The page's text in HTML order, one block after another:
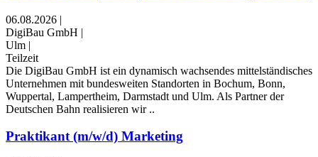
06.08.2026 |
DigiBau GmbH |
Ulm |
Teilzeit
Die DigiBau GmbH ist ein dynamisch wachsendes mittelständisches
Unternehmen mit bundesweiten Standorten in Bochum, Bonn,
Wuppertal, Lampertheim, Darmstadt und Ulm. Als Partner der
Deutschen Bahn realisieren wir ..
Praktikant (m/w/d) Marketing